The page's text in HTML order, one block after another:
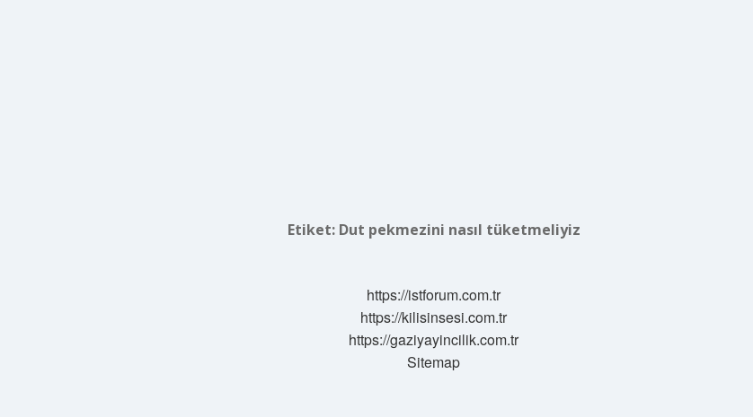
Etiket: Dut pekmezini nasıl tüketmeliyiz
https://istforum.com.tr
https://kilisinsesi.com.tr
https://gaziyayincilik.com.tr
Sitemap